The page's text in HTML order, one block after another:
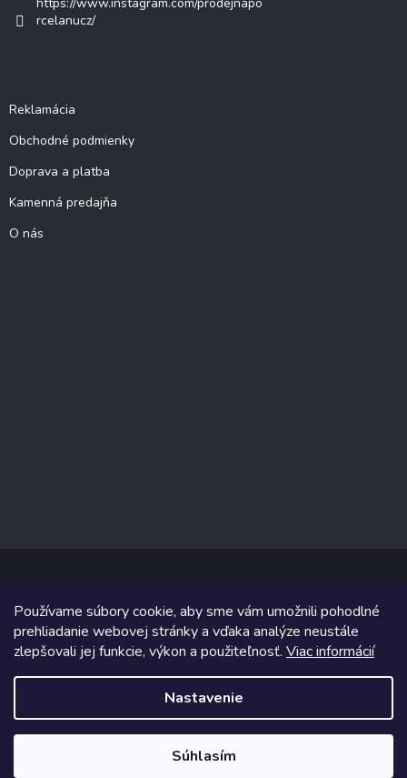
Používame súbory cookie, aby sme vám umožnili pohodlné
prehliadanie webovej stránky a vďaka analýze neustále
zlepšovali jej funkcie, výkon a použiteľnosť. Viac informácií
Nastavenie
Súhlasím
ZĽAVA až 50% NA všetko
Zľavy uvedené pri jednotlivých produktoch
rcelanucz/
Reklamácia
Obchodné podmienky
Doprava a platba
Kamenná predajňa
O nás
Copyright 2026predajnaporcelanu.sk. Všetky práva vyhradené.
Grafický návrh vytvoril a na Shoptet implementoval Tomáš Hlad
Shoptetak.cz.
Vytvoril Shoptet